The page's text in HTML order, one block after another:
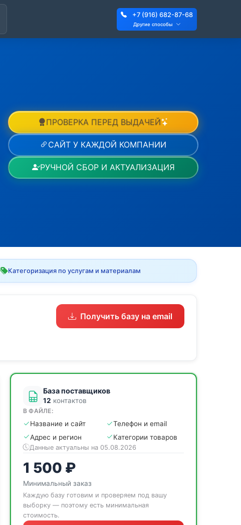
+7 (916) 682-87-68
Другие способы
ПРОВЕРКА ПЕРЕД ВЫДАЧЕЙ
САЙТ У КАЖДОЙ КОМПАНИИ
РУЧНОЙ СБОР И АКТУАЛИЗАЦИЯ
Категоризация по услугам и материалам
Получить базу на email
База поставщиков
12 контактов
В ФАЙЛЕ:
Название и сайт
Телефон и email
Адрес и регион
Категории товаров
Данные актуальны на 05.08.2026
1 500 ₽
Минимальный заказ
Каждую базу готовим и проверяем под вашу
выборку — поэтому есть минимальная
стоимость.